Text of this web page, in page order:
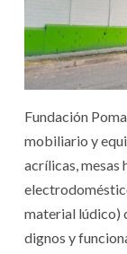
Fundación
mobiliario y
acrílicas, mesas
material lúdico)
dignos y